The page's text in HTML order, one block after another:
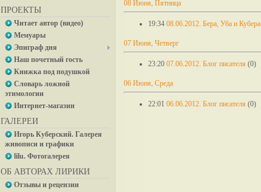
ПРОЕКТЫ
Читает автор (видео)
Мемуары
Эпиграф дня
Наш почетный гость
Книжка под подушкой
Словарь ложной
этимологии
Интернет-магазин
ГАЛЕРЕИ
Игорь Куберский. Галерея
живописи и графики
lilu. Фотогалерея
ОБ АВТОРАХ ЛИРИКИ
Отзывы и рецензии
08 Июня, Пятница
19:34 08.06.2012. Бера, Уба и Кубера
07 Июня, Четверг
23:20 07.06.2012. Блог писателя (0)
06 Июня, Среда
22:01 06.06.2012. Блог писателя (0)